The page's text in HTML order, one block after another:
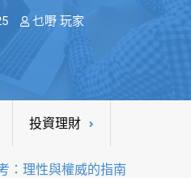
乜嘢 玩家
投資理財
：理性與權威的指南